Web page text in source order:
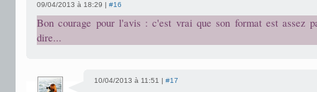
09/04/2013 à 18:29 | #16
Bon courage pour l'avis : c'est vrai que son format est assez
dire...
10/04/2013 à 11:51 | #17